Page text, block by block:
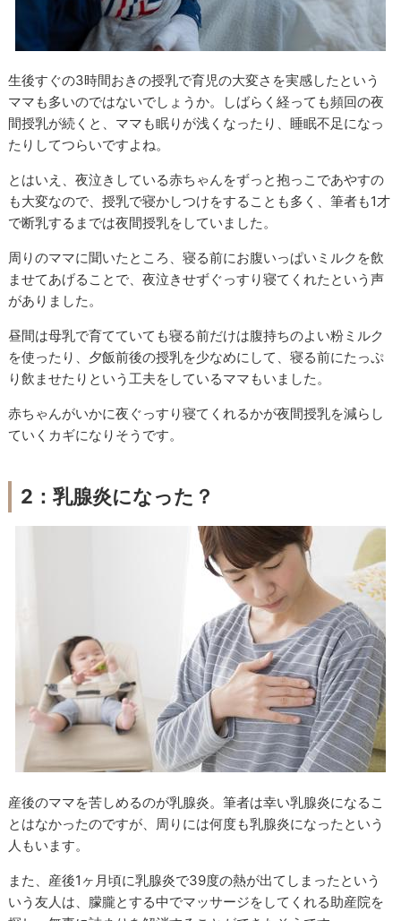
生後すぐの3時間おきの授乳で育児の大変さを実感したという
ママも多いのではないでしょうか。しばらく経っても頻回の夜
間授乳が続くと、ママも眠りが浅くなったり、睡眠不足になっ
たりしてつらいですよね。
とはいえ、夜泣きしている赤ちゃんをずっと抱っこであやすの
も大変なので、授乳で寝かしつけをすることも多く、筆者も1才
で断乳するまでは夜間授乳をしていました。
周りのママに聞いたところ、寝る前にお腹いっぱいミルクを飲
ませてあげることで、夜泣きせずぐっすり寝てくれたという声
がありました。
昼間は母乳で育てていても寝る前だけは腹持ちのよい粉ミルク
を使ったり、夕飯前後の授乳を少なめにして、寝る前にたっぷ
り飲ませたりという工夫をしているママもいました。
赤ちゃんがいかに夜ぐっすり寝てくれるかが夜間授乳を減らし
ていくカギになりそうです。
2：乳腺炎になった？
産後のママを苦しめるのが乳腺炎。筆者は幸い乳腺炎になるこ
とはなかったのですが、周りには何度も乳腺炎になったという
人もいます。
また、産後1ヶ月頃に乳腺炎で39度の熱が出てしまったという
いう友人は、朦朧とする中でマッサージをしてくれる助産院を